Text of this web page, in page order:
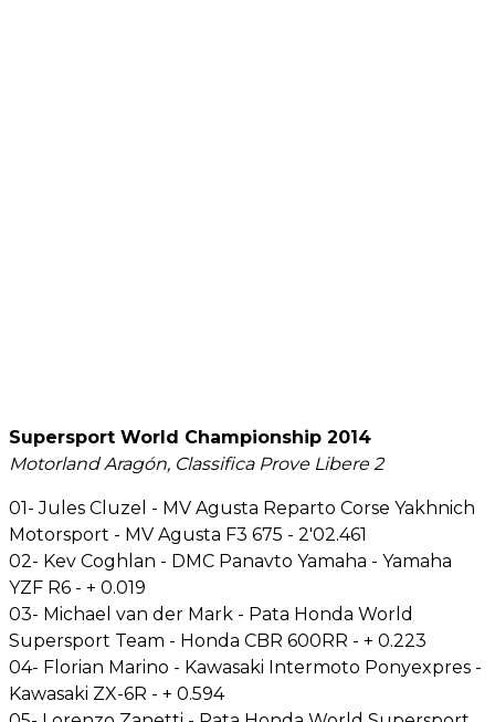
Supersport World Championship 2014
Motorland Aragón, Classifica Prove Libere 2
01- Jules Cluzel - MV Agusta Reparto Corse Yakhnich
Motorsport - MV Agusta F3 675 - 2'02.461
02- Kev Coghlan - DMC Panavto Yamaha - Yamaha
YZF R6 - + 0.019
03- Michael van der Mark - Pata Honda World
Supersport Team - Honda CBR 600RR - + 0.223
04- Florian Marino - Kawasaki Intermoto Ponyexpres -
Kawasaki ZX-6R - + 0.594